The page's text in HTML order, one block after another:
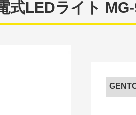
式LEDライト MG-